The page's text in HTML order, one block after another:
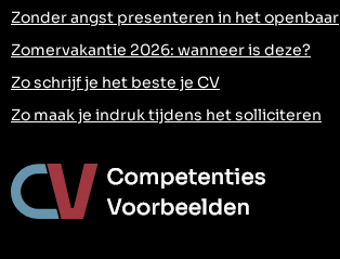
Zonder angst presenteren in het openbaar
Zomervakantie 2026: wanneer is deze?
Zo schrijf je het beste je CV
Zo maak je indruk tijdens het solliciteren